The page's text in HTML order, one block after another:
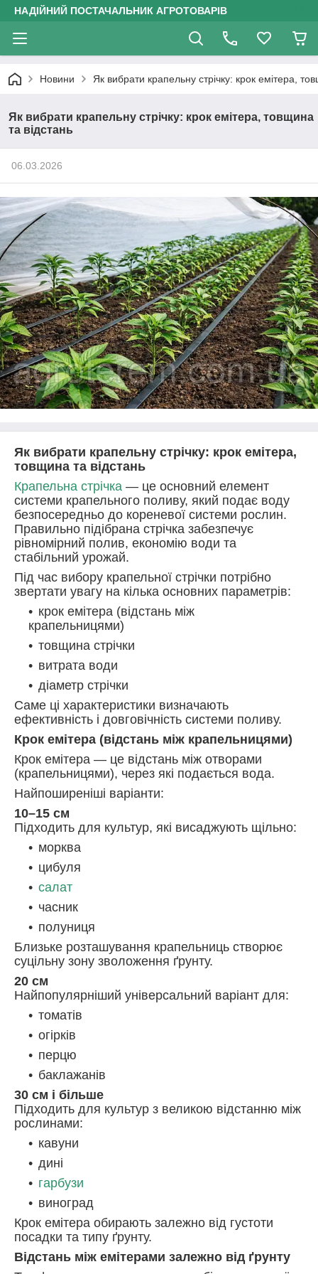
НАДІЙНИЙ ПОСТАЧАЛЬНИК АГРОТОВАРІВ
Новини Як вибрати крапельну стрічку: крок емітера,
Як вибрати крапельну стрічку: крок емітера, товщина
та відстань
06.03.2026
Як вибрати крапельну стрічку: крок емітера,
товщина та відстань
Крапельна стрічка — це основний елемент
системи крапельного поливу, який подає воду
безпосередньо до кореневої системи рослин.
Правильно підібрана стрічка забезпечує
рівномірний полив, економію води та
стабільний урожай.
Під час вибору крапельної стрічки потрібно
звертати увагу на кілька основних параметрів:
крок емітера (відстань між
крапельницями)
товщина стрічки
витрата води
діаметр стрічки
Саме ці характеристики визначають
ефективність і довговічність системи поливу.
Крок емітера (відстань між крапельницями)
Крок емітера — це відстань між отворами
(крапельницями), через які подається вода.
Найпоширеніші варіанти:
10–15 см
Підходить для культур, які висаджують щільно:
морква
цибуля
салат
часник
полуниця
Близьке розташування крапельниць створює
суцільну зону зволоження ґрунту.
20 см
Найпопулярніший універсальний варіант для:
томатів
огірків
перцю
баклажанів
30 см і більше
Підходить для культур з великою відстанню між
рослинами:
кавуни
дині
гарбузи
виноград
Крок емітера обирають залежно від густоти
посадки та типу ґрунту.
Відстань між емітерами залежно від ґрунту